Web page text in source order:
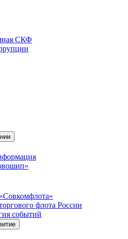
СКФ
флота России
событий